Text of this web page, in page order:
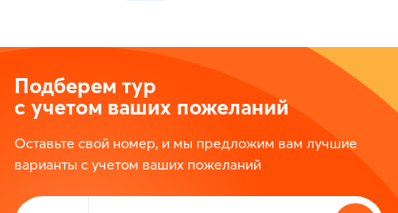
Подберем тур
с учетом ваших пожеланий
Оставьте свой номер, и мы предложим вам лучшие
варианты с учетом ваших пожеланий